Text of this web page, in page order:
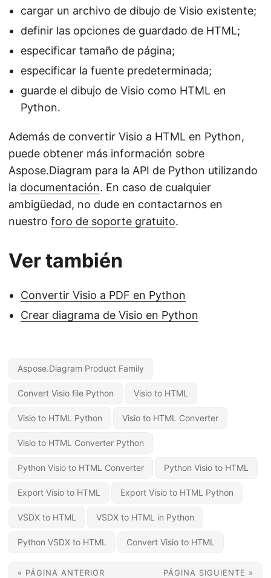
cargar un archivo de dibujo de Visio existente;
definir las opciones de guardado de HTML;
especificar tamaño de página;
especificar la fuente predeterminada;
guarde el dibujo de Visio como HTML en
Python.
Además de convertir Visio a HTML en Python,
puede obtener más información sobre
Aspose.Diagram para la API de Python utilizando
la documentación. En caso de cualquier
ambigüedad, no dude en contactarnos en
nuestro foro de soporte gratuito.
Ver también
Convertir Visio a PDF en Python
Crear diagrama de Visio en Python
Aspose.Diagram Product Family
Convert Visio file Python Visio to HTML
Visio to HTML Python Visio to HTML Converter
Visio to HTML Converter Python
Python Visio to HTML Converter Python Visio to HTML
Export Visio to HTML Export Visio to HTML Python
VSDX to HTML VSDX to HTML in Python
Python VSDX to HTML Convert Visio to HTML
« PÁGINA ANTERIOR PÁGINA SIGUIENTE »